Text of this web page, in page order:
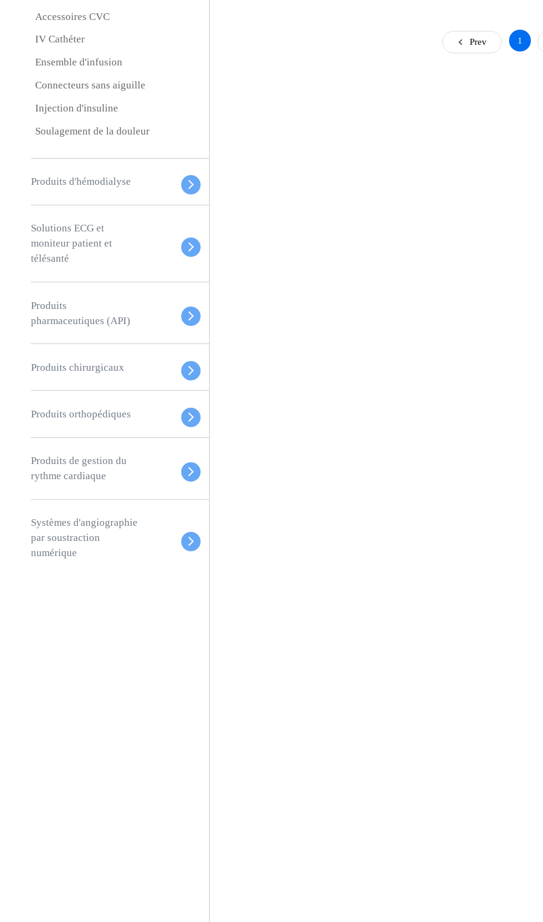
Accessoires CVC
IV Cathéter
Ensemble d'infusion
Connecteurs sans aiguille
Injection d'insuline
Soulagement de la douleur
Produits d'hémodialyse
Solutions ECG et
moniteur patient et
télésanté
Produits
pharmaceutiques (API)
Produits chirurgicaux
Produits orthopédiques
Produits de gestion du
rythme cardiaque
Systèmes d'angiographie
par soustraction
numérique
Prev 1